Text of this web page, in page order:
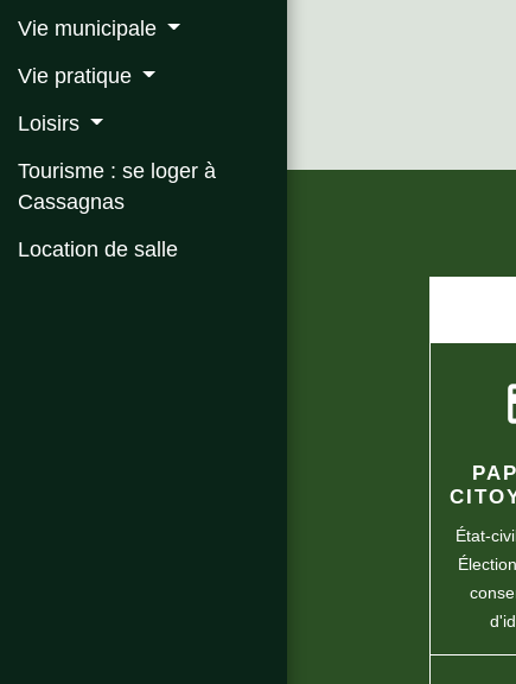
Vie municipale
Vie pratique
Loisirs
Tourisme : se loger à
Cassagnas
Location de salle
État-